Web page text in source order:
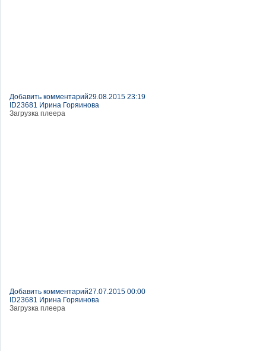
Добавить комментарий29.08.2015 23:19
ID23681 Ирина Горяинова
Загрузка плеера
Добавить комментарий27.07.2015 00:00
ID23681 Ирина Горяинова
Загрузка плеера